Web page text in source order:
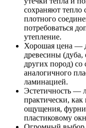
сохраняют
плотного
потребоваться
утепление.
Хорошая цена —
древесины (дуба,
других пород) со
аналогичного
ламинацией.
Эстетичность —
практически,
ощущения,
пластиковому